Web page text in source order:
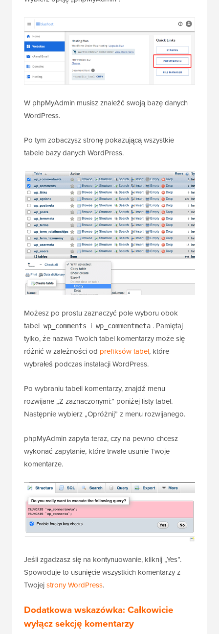
W phpMyAdmin musisz znaleźć swoją bazę danych
WordPress.
Po tym zobaczysz stronę pokazującą wszystkie
tabele bazy danych WordPress.
Możesz po prostu zaznaczyć pole wyboru obok
tabel wp_comments i wp_commentmeta . Pamiętaj
tylko, że nazwa Twoich tabel komentarzy może się
różnić w zależności od prefiksów tabel, które
wybrałeś podczas instalacji WordPress.
Po wybraniu tabeli komentarzy, znajdź menu
rozwijane „Z zaznaczonymi:” poniżej listy tabel.
Następnie wybierz „Opróżnij” z menu rozwijanego.
phpMyAdmin zapyta teraz, czy na pewno chcesz
wykonać zapytanie, które trwale usunie Twoje
komentarze.
Jeśli zgadzasz się na kontynuowanie, kliknij „Yes”.
Spowoduje to usunięcie wszystkich komentarzy z
Twojejstrony WordPress.
Dodatkowa wskazówka: Całkowicie
wyłącz sekcję komentarzy